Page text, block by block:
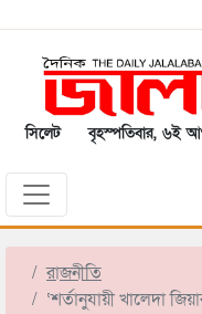
সিলেট বৃহস্পতিবার, ৬ই
রাজনীতি
‌‘শর্তানুযায়ী খালেদা